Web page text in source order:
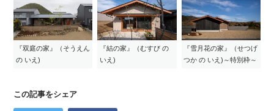
『双庭の家』（そうえん
の いえ)
『結の家』（むすび の
いえ)
『雪月花の家』（せつげ
つか の いえ)～特別枠～
この記事をシェア